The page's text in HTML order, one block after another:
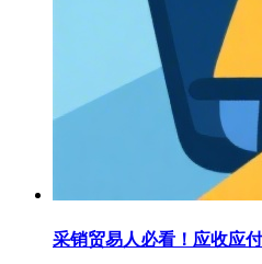
采销贸易人必看！应收应